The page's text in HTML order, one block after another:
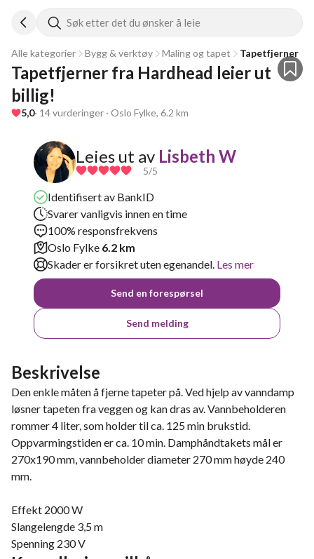
Søk etter det du ønsker å leie
Alle kategorier Bygg & verktøy Maling og tapet Tapetfjerner
Tapetfjerner fra Hardhead leier ut
billig!
5,0· 14 vurderinger · Oslo Fylke, 6.2 km
Leies ut av Lisbeth W
5/5
Identifisert av BankID
Svarer vanligvis innen en time
100% responsfrekvens
Oslo Fylke 6.2 km
Skader er forsikret uten egenandel. Les mer
Send en forespørsel
Send melding
Beskrivelse
Den enkle måten å fjerne tapeter på. Ved hjelp av vanndamp
løsner tapeten fra veggen og kan dras av. Vannbeholderen
rommer 4 liter, som holder til ca. 125 min brukstid.
Oppvarmingstiden er ca. 10 min. Damphåndtakets mål er
270x190 mm, vannbeholder diameter 270 mm høyde 240
mm.
Effekt 2000 W
Slangelengde 3,5 m
Spenning 230 V